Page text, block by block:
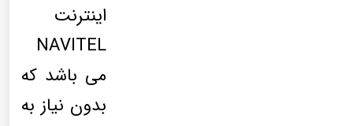
اینترنت
NAVITEL
می باشد که
بدون نیاز به